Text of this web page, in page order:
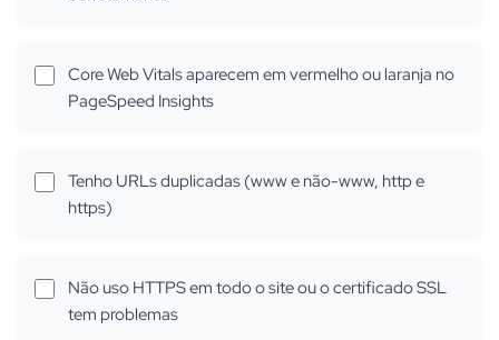
Core Web Vitals aparecem em vermelho ou laranja no
PageSpeed Insights
Tenho URLs duplicadas (www e não-www, http e
https)
Não uso HTTPS em todo o site ou o certificado SSL
tem problemas